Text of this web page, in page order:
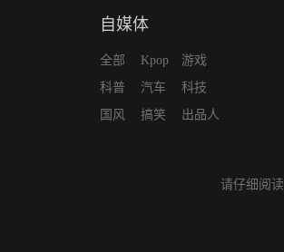
自媒体
全部
科普
国风
Kpop
汽车
搞笑
游戏
科技
出品人
请仔细阅读